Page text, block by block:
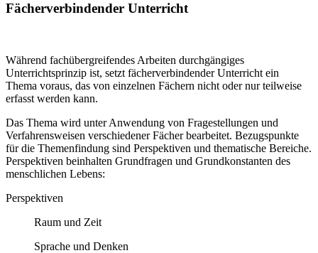
Fächerverbindender Unterricht
Während fachübergreifendes Arbeiten durchgängiges
Unterrichtsprinzip ist, setzt fächerverbindender Unterricht ein
Thema voraus, das von einzelnen Fächern nicht oder nur teilweise
erfasst werden kann.
Das Thema wird unter Anwendung von Fragestellungen und
Verfahrensweisen verschiedener Fächer bearbeitet. Bezugspunkte
für die Themenfindung sind Perspektiven und thematische Bereiche.
Perspektiven beinhalten Grundfragen und Grundkonstanten des
menschlichen Lebens:
Perspektiven
Raum und Zeit
Sprache und Denken